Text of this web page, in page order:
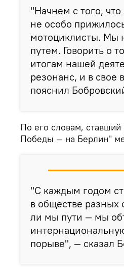
"Начнем с того,
не особо
мотоциклисты. Мы
путем. Говорить о
итогам нашей
резонанс, и в свое
пояснил
По его словам,
Победы — на Берлин"
"С каждым годом
в обществе разных
ли мы пути — мы
порыве", — сказал